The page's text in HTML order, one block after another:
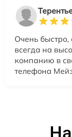
Очень
всегда на
компанию в
телефона